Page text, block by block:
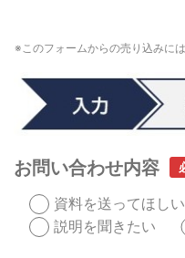
※このフォームからの売り込みに
お問い合わせ内容
資料を送ってほしい
説明を聞きたい